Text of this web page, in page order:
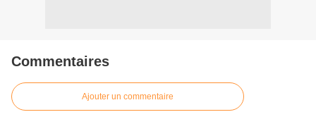
Commentaires
Ajouter un commentaire